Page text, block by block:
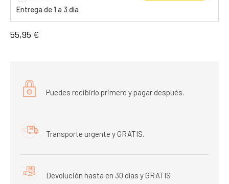
Entrega de 1 a 3 día
55,95 €
Puedes recibirlo primero y pagar después.
Transporte urgente y GRATIS.
Devolución hasta en 30 días y GRATIS